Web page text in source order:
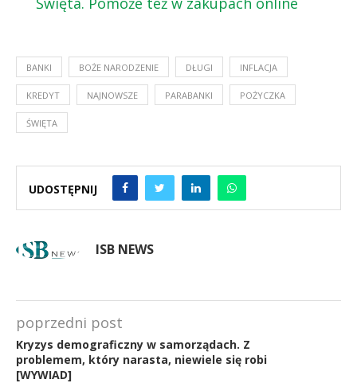
BANKI BOŻE NARODZENIE DŁUGI INFLACJA
KREDYT NAJNOWSZE PARABANKI POŻYCZKA
ŚWIĘTA
UDOSTĘPNIJ
ISB NEWS
poprzedni post
Kryzys demograficzny w samorządach. Z
problemem, który narasta, niewiele się robi
[WYWIAD]